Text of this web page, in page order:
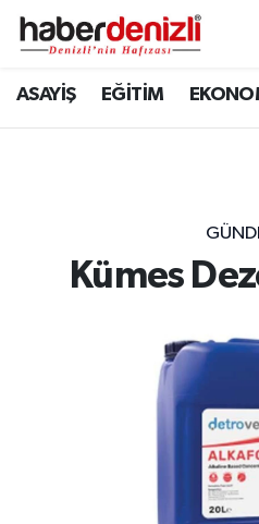
ASAYİŞ EĞİTİM
Kümes
Denizli Nöbetçi
Son Dakika Haberleri